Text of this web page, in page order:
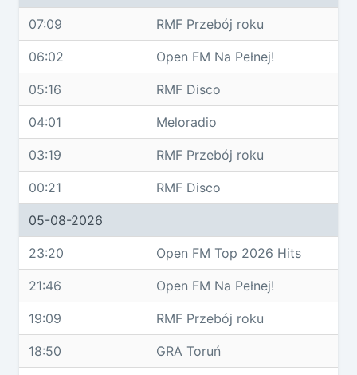
07:09 RMF Przebój roku
06:02 Open FM Na Pełnej!
05:16 RMF Disco
04:01 Meloradio
03:19 RMF Przebój roku
00:21 RMF Disco
05-08-2026
23:20 Open FM Top 2026 Hits
21:46 Open FM Na Pełnej!
19:09 RMF Przebój roku
18:50 GRA Toruń